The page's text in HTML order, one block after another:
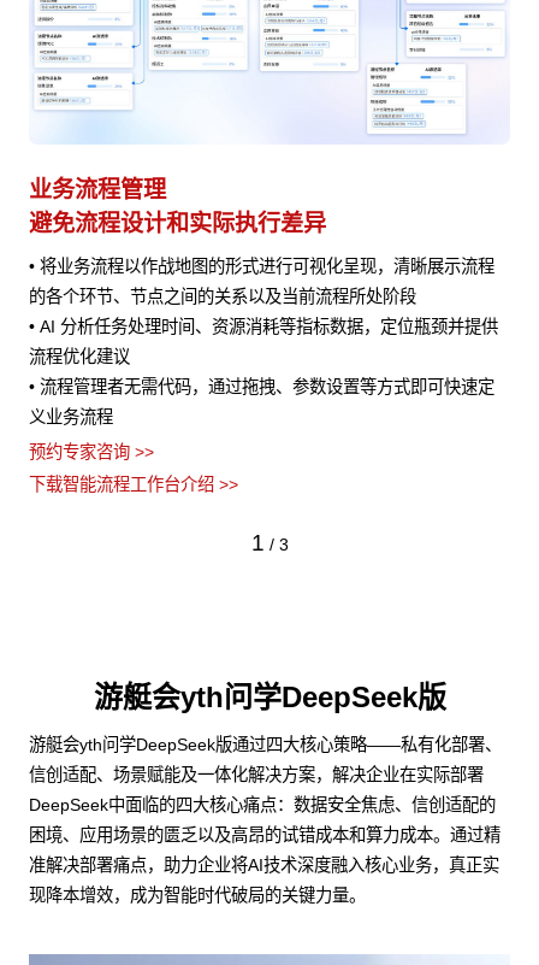
业务流程管理
避免流程设计和实际执行差异
• 将业务流程以作战地图的形式进行可视化呈现，清晰展示流程
的各个环节、节点之间的关系以及当前流程所处阶段
• AI 分析任务处理时间、资源消耗等指标数据，定位瓶颈并提供
流程优化建议
• 流程管理者无需代码，通过拖拽、参数设置等方式即可快速定
义业务流程
预约专家咨询 >>
下载智能流程工作台介绍 >>
1 / 3
游艇会yth问学DeepSeek版
游艇会yth问学DeepSeek版通过四大核心策略——私有化部署、
信创适配、场景赋能及一体化解决方案，解决企业在实际部署
DeepSeek中面临的四大核心痛点：数据安全焦虑、信创适配的
困境、应用场景的匮乏以及高昂的试错成本和算力成本。通过精
准解决部署痛点，助力企业将AI技术深度融入核心业务，真正实
现降本增效，成为智能时代破局的关键力量。